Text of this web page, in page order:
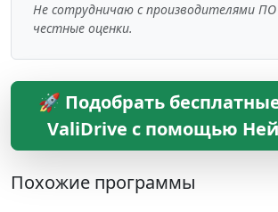
Не сотрудничаю с производителями
честные оценки.
🚀 Подобрать
ValiDrive с помощью
Похожие программы